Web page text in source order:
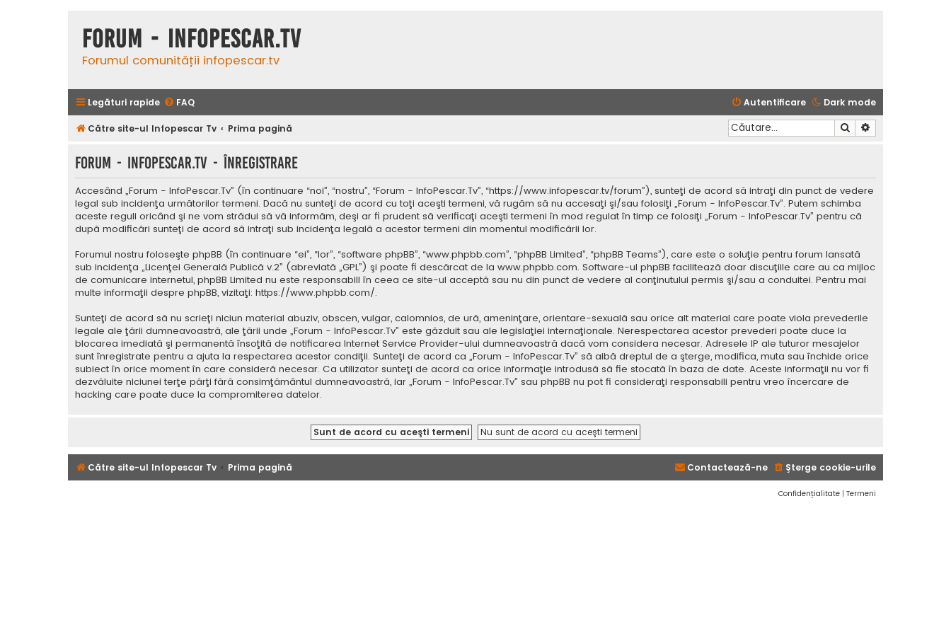
Forum - InfoPescar.Tv
Forumul comunității infopescar.tv
Legături rapide Dark mode
FAQ Autentificare
Către site-ul Infopescar Tv Prima pagină Căutare
Forum - InfoPescar.Tv - Înregistrare
Accesând „Forum - InfoPescar.Tv” (în continuare “noi”, “nostru”, “Forum - InfoPescar.Tv”, “https://www.infopescar.tv/forum”), sunteţi de acord să intraţi din punct de vedere
legal sub incidenţa următorilor termeni. Dacă nu sunteţi de acord cu toţi aceşti termeni, vă rugăm să nu accesaţi şi/sau folosiţi „Forum - InfoPescar.Tv”. Putem schimba
aceste reguli oricând şi ne vom strădui să vă informăm, deşi ar fi prudent să verificaţi aceşti termeni în mod regulat în timp ce folosiţi „Forum - InfoPescar.Tv” pentru că
după modificări sunteţi de acord să intraţi sub incidenţa legală a acestor termeni din momentul modificării lor.
Forumul nostru foloseşte phpBB (în continuare “ei”, “lor”, “software phpBB”, “www.phpbb.com”, “phpBB Limited”, “phpBB Teams”), care este o soluţie pentru forum lansată
sub incidenţa „Licenţei Generală Publică v.2” (abreviată „GPL”) şi poate fi descărcat de la www.phpbb.com. Software-ul phpBB facilitează doar discuţiile care au ca mijloc
de comunicare internetul, phpBB Limited nu este responsabill în ceea ce site-ul acceptă sau nu din punct de vedere al conţinutului permis şi/sau a conduitei. Pentru mai
multe informaţii despre phpBB, vizitaţi: https://www.phpbb.com/.
Sunteţi de acord să nu scrieţi niciun material abuziv, obscen, vulgar, calomnios, de ură, ameninţare, orientare-sexuală sau orice alt material care poate viola prevederile
legale ale ţării dumneavoastră, ale ţării unde „Forum - InfoPescar.Tv” este găzduit sau ale legislaţiei internaţionale. Nerespectarea acestor prevederi poate duce la
blocarea imediată şi permanentă însoţită de notificarea Internet Service Provider-ului dumneavoastră dacă vom considera necesar. Adresele IP ale tuturor mesajelor
sunt înregistrate pentru a ajuta la respectarea acestor condiţii. Sunteţi de acord ca „Forum - InfoPescar.Tv” să aibă dreptul de a şterge, modifica, muta sau închide orice
subiect în orice moment în care consideră necesar. Ca utilizator sunteţi de acord ca orice informaţie introdusă să fie stocată în baza de date. Aceste informaţii nu vor fi
dezvăluite niciunei terţe părţi fără consimţământul dumneavoastră, iar „Forum - InfoPescar.Tv” sau phpBB nu pot fi consideraţi responsabili pentru vreo încercare de
hacking care poate duce la compromiterea datelor.
Către site-ul Infopescar Tv Prima pagină Şterge cookie-urile
Contactează-ne
Confidențialitate | Termeni